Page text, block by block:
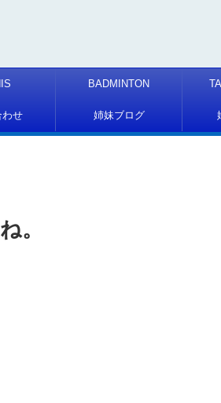
BADMINTON
わせ 姉妹ブログ
。